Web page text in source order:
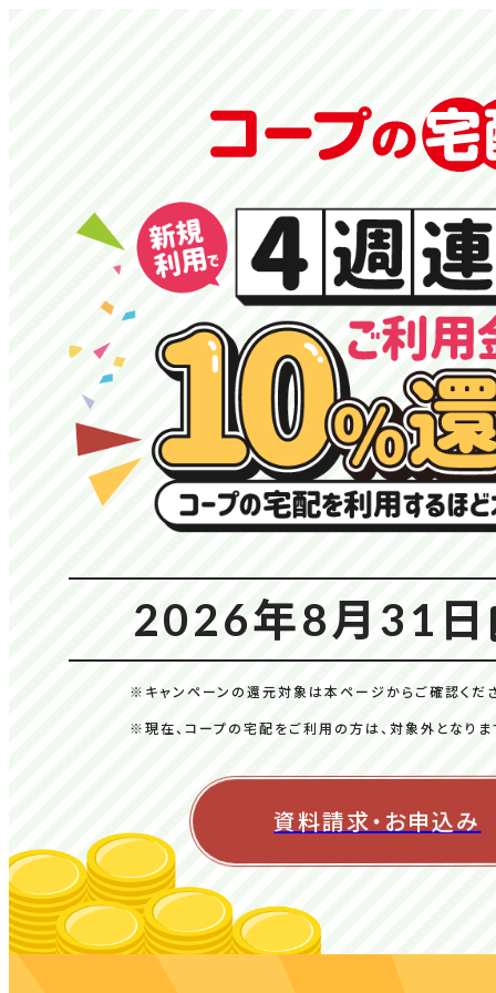
2026年8月 31 日
※キャンペーンの還元対象は本ページからご確認くだ
※現在、コープの宅配をご利用の方は、対象外となり
資料請求・お申込み